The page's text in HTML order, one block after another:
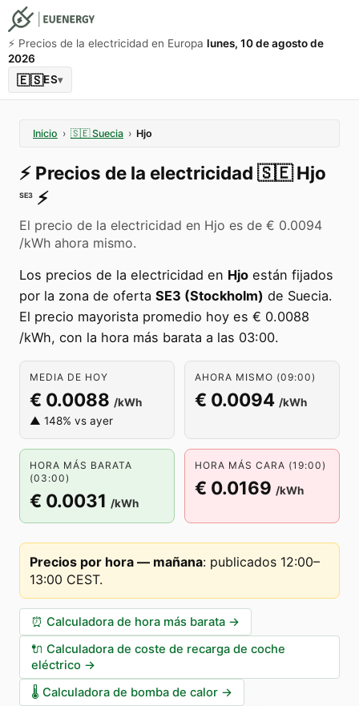
⚡️ Precios de la electricidad en Europa lunes, 10 de agosto de
2026
🇪🇸ES▾
Inicio › 🇸🇪 Suecia › Hjo
⚡️ Precios de la electricidad 🇸🇪 Hjo
SE3 ⚡️
El precio de la electricidad en Hjo es de € 0.0094
/kWh ahora mismo.
Los precios de la electricidad en Hjo están fijados
por la zona de oferta SE3 (Stockholm) de Suecia.
El precio mayorista promedio hoy es € 0.0088
/kWh, con la hora más barata a las 03:00.
MEDIA DE HOY
€ 0.0088 /kWh
▲ 148% vs ayer
AHORA MISMO (09:00)
€ 0.0094 /kWh
HORA MÁS BARATA
(03:00)
€ 0.0031 /kWh
HORA MÁS CARA (19:00)
€ 0.0169 /kWh
Precios por hora — mañana: publicados 12:00–
13:00 CEST.
⏰ Calculadora de hora más barata →
🔌 Calculadora de coste de recarga de coche
eléctrico →
🌡️ Calculadora de bomba de calor →